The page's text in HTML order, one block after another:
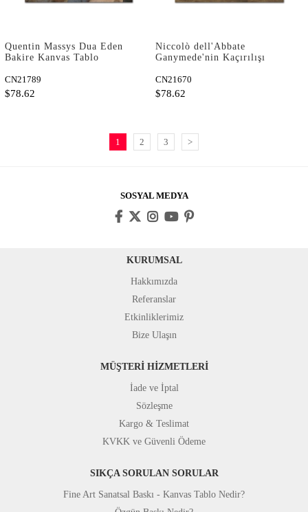
Quentin Massys Dua Eden
Bakire Kanvas Tablo
CN21789
$78.62
Niccolò dell'Abbate
Ganymede'nin Kaçırılışı
CN21670
$78.62
1 2 3 >
SOSYAL MEDYA
KURUMSAL
Hakkımızda
Referanslar
Etkinliklerimiz
Bize Ulaşın
MÜŞTERİ HİZMETLERİ
İade ve İptal
Sözleşme
Kargo & Teslimat
KVKK ve Güvenli Ödeme
SIKÇA SORULAN SORULAR
Fine Art Sanatsal Baskı - Kanvas Tablo Nedir?